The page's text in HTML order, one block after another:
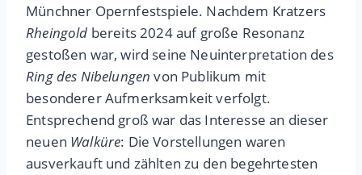
Münchner Opernfestspiele. Nachdem Kratzers
Rheingold bereits 2024 auf große Resonanz
gestoßen war, wird seine Neuinterpretation des
Ring des Nibelungenvon Publikum mit
besonderer Aufmerksamkeit verfolgt.
Entsprechend groß war das Interesse an dieser
neuen Walküre: Die Vorstellungen waren
ausverkauft und zählten zu den begehrtesten